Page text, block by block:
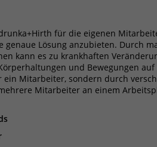
für die eigenen
Lösung anzubieten. Durch
kann es zu krankhaften
und Bewegungen
Mitarbeiter, sondern durch
Mitarbeiter an einem
Cookie wird
Sitzungs- und
berechnen und die
den Analysebericht der
Die Cookies speichern